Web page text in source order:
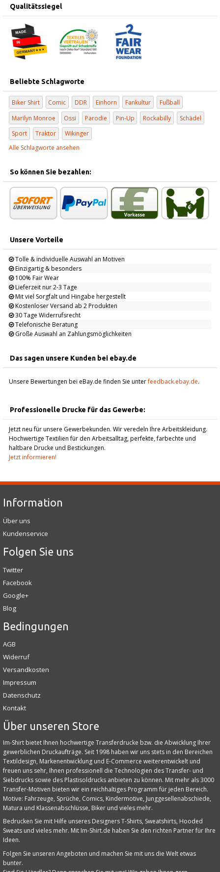
Qualitätssiegel
Beliebte Schlagworte
Biker Shirt Comic DDR Einhorn Fankultur
Fußball
Marilyn Monroe
Ossi Parodie Pin-Up Rockabilly
Schädel
Sport
Traktor
Wikinger
Alle Schlagworte ansehen
So können Sie bezahlen:
Unsere Vorteile
Tolle & individuelle Auswahl an Motiven
Einzigartig & besonders
100% Fair Wear
Lieferzeit nur 2-3 Tage
Mit viel Sorgfalt und Hingabe hergestellt
Kostenloser Versand ab 2 Produkten
30 Tage Widerrufsrecht
Telefonische Beratung
Große Auswahl an Zahlungsmöglichkeiten
Das sagen unsere Kunden bei ebay.de
Unsere Bewertungen bei eBay.de finden Sie unterfeedback.ebay.de.
Professionelle Drucke für das Gewerbe:
Jetzt neu für unsere Gewerbekunden. Wir veredeln Ihre Arbeitskleidung.
Hochwertige Textilien für den Arbeitsalltag, perfekte, farbechte und
haltbare Drucke und Bestickungen.
Jetzt informieren!
Information
Über uns
Kundenservice
Folgen Sie uns
Twitter
Facebook
Google+
Blog
Bedingungen
AGB
Widerruf
Versandkosten
Impressum
Datenschutz
Kontakt
Über unseren Store
Im-Shirt bietet Ihnen hochwertige Transferdrucke bzw. die Abwicklung Ihrer
gewerblichen Druckaufträge. Seit 1998 haben wir uns stets in den Bereichen
Textildesign, Markenentwicklung und E‑Commerce weiterentwickelt und
freuen uns sehr, Ihnen professionell die Technologien des Transfer- und
Siebdrucks sowie des Plastisoldrucks anbieten zu können. Mit mehr als 3000
Transfer-Motiven bieten wir ein reichhaltiges Programm für jeden Bereich.
Motive: Fahrzeuge, Sprüche, Comics, Kindermotive, Junggesellenabschiede,
Matura und Klassenabschlüsse, Biker und vieles mehr.
Bedrucken Sie mit Hilfe unseres Designers T-Shirts, Sweatshirts, Hooded
Sweats und vieles mehr. Mit Im-Shirt.de haben Sie den richten Partner für Ihre
Ideen.
Folgen Sie unseren Angeboten und machen Sie mit uns die Welt etwas
bunter.